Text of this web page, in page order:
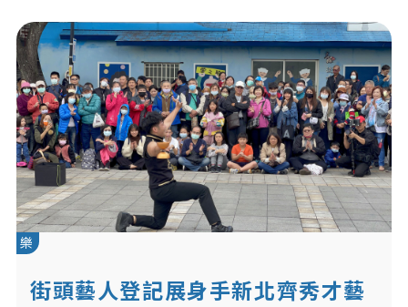
樂
街頭藝人登記展身手新北齊秀才藝